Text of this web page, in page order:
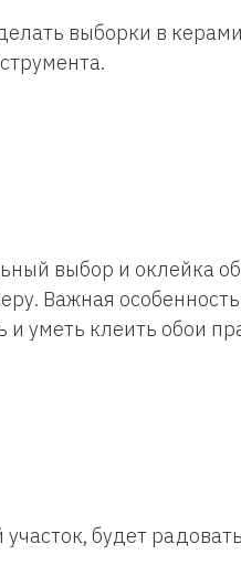
выборки в
выбор и оклейка
Важная
уметь клеить обои
будет